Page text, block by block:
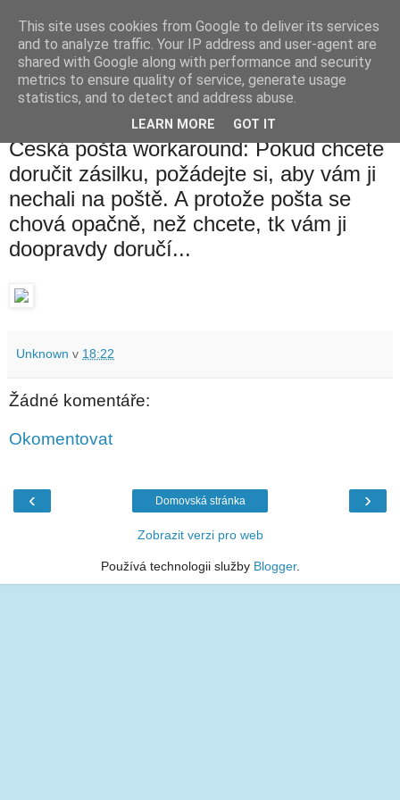
waldhans.cz
Kavárenský outdoor a alkoholizmus
Česká pošta workaround: Pokud chcete
doručit zásilku, požádejte si, aby vám ji
nechali na poště. A protože pošta se
chová opačně, než chcete, tk vám ji
doopravdy doručí...
Unknown v 18:22
Žádné komentáře:
Okomentovat
‹ ›
Domovská stránka
Zobrazit verzi pro web
Používá technologii služby Blogger.
This site uses cookies from Google to deliver its services
and to analyze traffic. Your IP address and user-agent are
shared with Google along with performance and security
metrics to ensure quality of service, generate usage
statistics, and to detect and address abuse.
LEARN MORE GOT IT